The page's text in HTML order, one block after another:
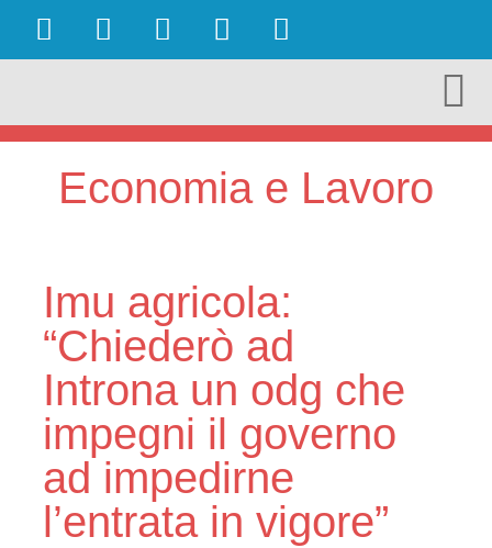
Economia e Lavoro
Imu agricola:
“Chiederò ad
Introna un odg che
impegni il governo
ad impedirne
l’entrata in vigore”